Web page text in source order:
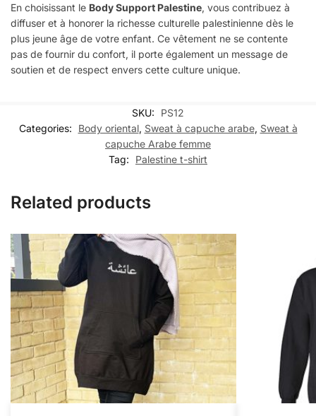
En choisissant le Body Support Palestine, vous contribuez à
diffuser et à honorer la richesse culturelle palestinienne dès le
plus jeune âge de votre enfant. Ce vêtement ne se contente
pas de fournir du confort, il porte également un message de
soutien et de respect envers cette culture unique.
SKU:
PS12
Categories:
Body oriental, Sweat à capuche arabe, Sweat à
capuche Arabe femme
Tag:
Palestine t-shirt
Related products